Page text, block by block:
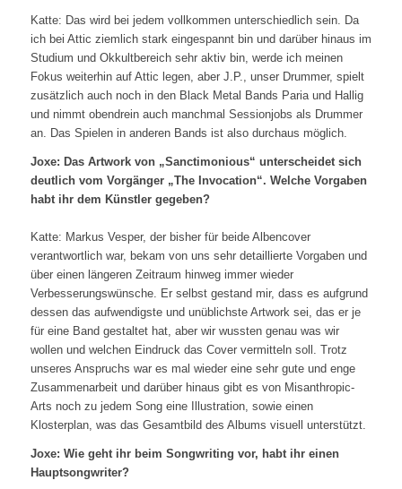
Katte: Das wird bei jedem vollkommen unterschiedlich sein. Da
ich bei Attic ziemlich stark eingespannt bin und darüber hinaus im
Studium und Okkultbereich sehr aktiv bin, werde ich meinen
Fokus weiterhin auf Attic legen, aber J.P., unser Drummer, spielt
zusätzlich auch noch in den Black Metal Bands Paria und Hallig
und nimmt obendrein auch manchmal Sessionjobs als Drummer
an. Das Spielen in anderen Bands ist also durchaus möglich.
Joxe: Das Artwork von „Sanctimonious“ unterscheidet sich
deutlich vom Vorgänger „The Invocation“. Welche Vorgaben
habt ihr dem Künstler gegeben?
Katte: Markus Vesper, der bisher für beide Albencover
verantwortlich war, bekam von uns sehr detaillierte Vorgaben und
über einen längeren Zeitraum hinweg immer wieder
Verbesserungswünsche. Er selbst gestand mir, dass es aufgrund
dessen das aufwendigste und unüblichste Artwork sei, das er je
für eine Band gestaltet hat, aber wir wussten genau was wir
wollen und welchen Eindruck das Cover vermitteln soll. Trotz
unseres Anspruchs war es mal wieder eine sehr gute und enge
Zusammenarbeit und darüber hinaus gibt es von Misanthropic-
Arts noch zu jedem Song eine Illustration, sowie einen
Klosterplan, was das Gesamtbild des Albums visuell unterstützt.
Joxe: Wie geht ihr beim Songwriting vor, habt ihr einen
Hauptsongwriter?